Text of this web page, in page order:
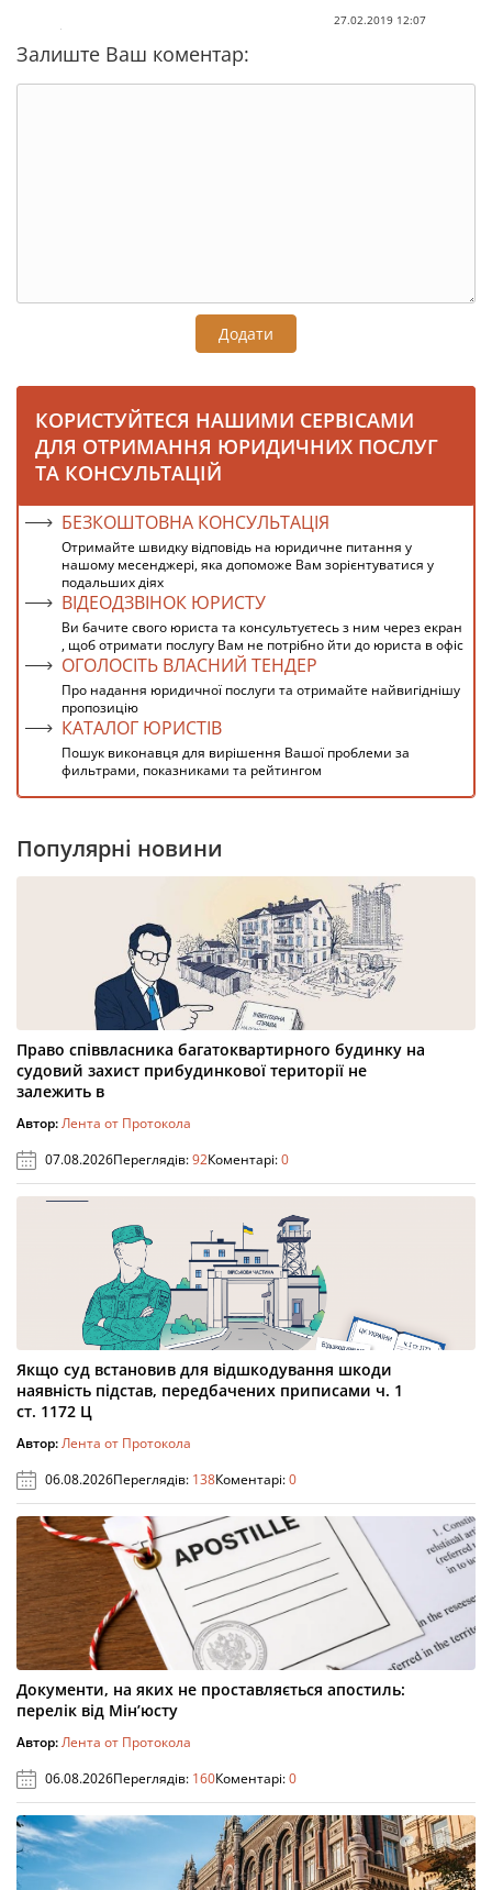
27.02.2019 12:07
Залиште Ваш коментар:
Додати
КОРИСТУЙТЕСЯ НАШИМИ СЕРВІСАМИ
ДЛЯ ОТРИМАННЯ ЮРИДИЧНИХ ПОСЛУГ
ТА КОНСУЛЬТАЦІЙ
БЕЗКОШТОВНА КОНСУЛЬТАЦІЯ
Отримайте швидку відповідь на юридичне питання у
нашому месенджері, яка допоможе Вам зорієнтуватися у
подальших діях
ВІДЕОДЗВІНОК ЮРИСТУ
Ви бачите свого юриста та консультуєтесь з ним через екран
, щоб отримати послугу Вам не потрібно йти до юриста в офіс
ОГОЛОСІТЬ ВЛАСНИЙ ТЕНДЕР
Про надання юридичної послуги та отримайте найвигіднішу
пропозицію
КАТАЛОГ ЮРИСТІВ
Пошук виконавця для вирішення Вашої проблеми за
фильтрами, показниками та рейтингом
Популярні новини
Право співвласника багатоквартирного будинку на
судовий захист прибудинкової території не
залежить в
Автор:Лента от Протокола
07.08.2026Переглядів:92Коментарі:0
Якщо суд встановив для відшкодування шкоди
наявність підстав, передбачених приписами ч. 1
ст. 1172 Ц
Автор:Лента от Протокола
06.08.2026Переглядів: 138Коментарі:0
Документи, на яких не проставляється апостиль:
перелік від Мін’юсту
Автор:Лента от Протокола
06.08.2026Переглядів: 160Коментарі:0